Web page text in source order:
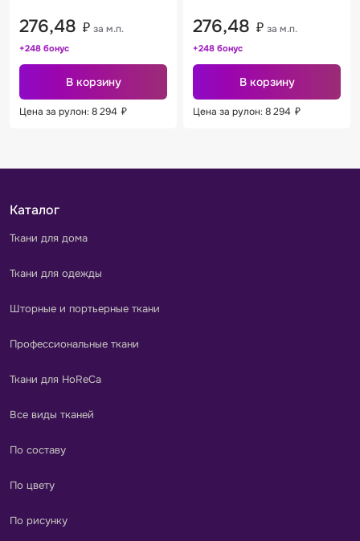
276,48 ₽ за м.п.
+248 бонус
В корзину
Цена за рулон: 8 294 ₽
276,48 ₽ за м.п.
+248 бонус
В корзину
Цена за рулон: 8 294 ₽
Каталог
Ткани для дома
Ткани для одежды
Шторные и портьерные ткани
Профессиональные ткани
Ткани для HoReCa
Все виды тканей
По составу
По цвету
По рисунку